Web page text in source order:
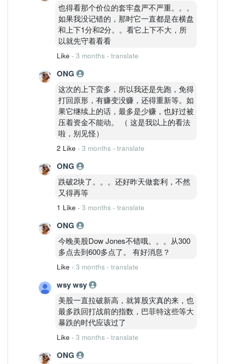
也得看那个价位的套牢盘严不严重。。。
如果我没记错的，那时它一直都是在横盘
和上下1分和2分。。看它上下不大，所
以就先守着看看
Like · 3 months · translate
ONG
这次的上下蛮多，所以我还是先跑，免得
打回原形，有赚变没赚，还得重新等。如
果它继续上的话，最多是少赚，也好过被
压着资金不能动。 （ 这是我以上的看法
啦，别见怪）
2 Like · 3 months · translate
ONG
跌破2块了。。。还好昨天做套利，不然
又得再等
1 Like · 3 months · translate
ONG
今晚美股Dow Jones不错哦。。。从300
多点去到600多点了。 有好消息？
Like · 3 months · translate
wsy wsy
美股一直拉破新高，就算股灾真的来，也
最多跌回打战前的指数，巴菲特这些等大
暴跌的时代应该过了
Like · 3 months · translate
ONG